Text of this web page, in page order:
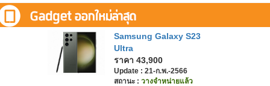
Samsung Galaxy S23
Ultra
ราคา 43,900
Update : 21-ก.พ.-2566
สถานะ : วางจำหน่ายแล้ว